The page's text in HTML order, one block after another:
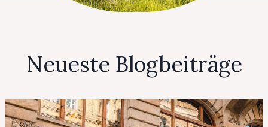
Neueste Blogbeiträge